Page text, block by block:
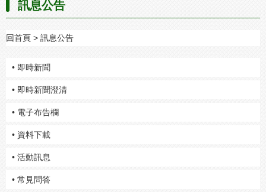
訊息公告
回首頁 訊息公告
• 即時新聞
• 即時新聞澄清
• 電子布告欄
• 資料下載
• 活動訊息
• 常見問答